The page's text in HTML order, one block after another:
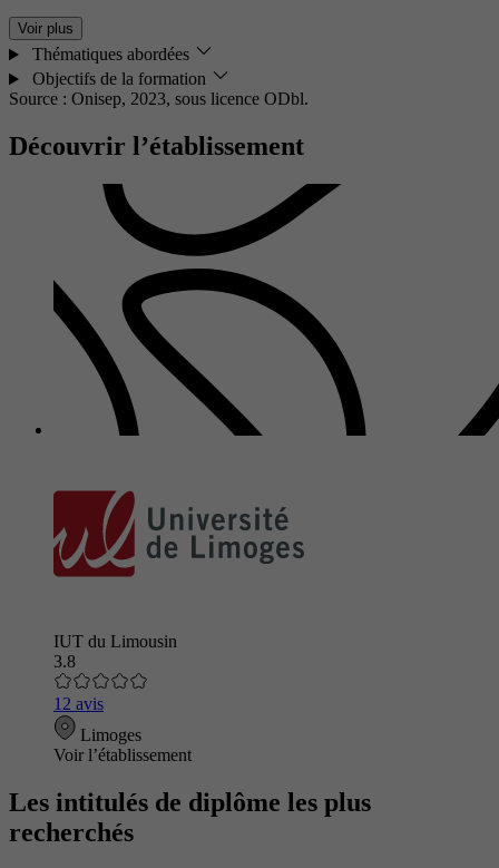
Voir plus
Thématiques abordées
Objectifs de la formation
Source : Onisep, 2023, sous licence ODbl.
Découvrir l’établissement
IUT du Limousin
3.8
12 avis
Limoges
Voir l’établissement
Les intitulés de diplôme les plus
recherchés